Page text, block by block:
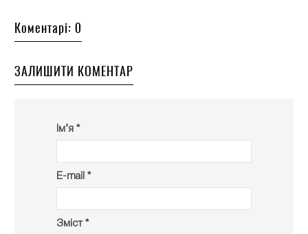
Коментарі: 0
ЗАЛИШИТИ КОМЕНТАР
Ім’я *
E-mail *
Зміст *